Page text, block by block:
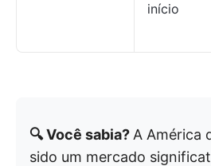
início
🔍 Você sabia? A América
sido um mercado